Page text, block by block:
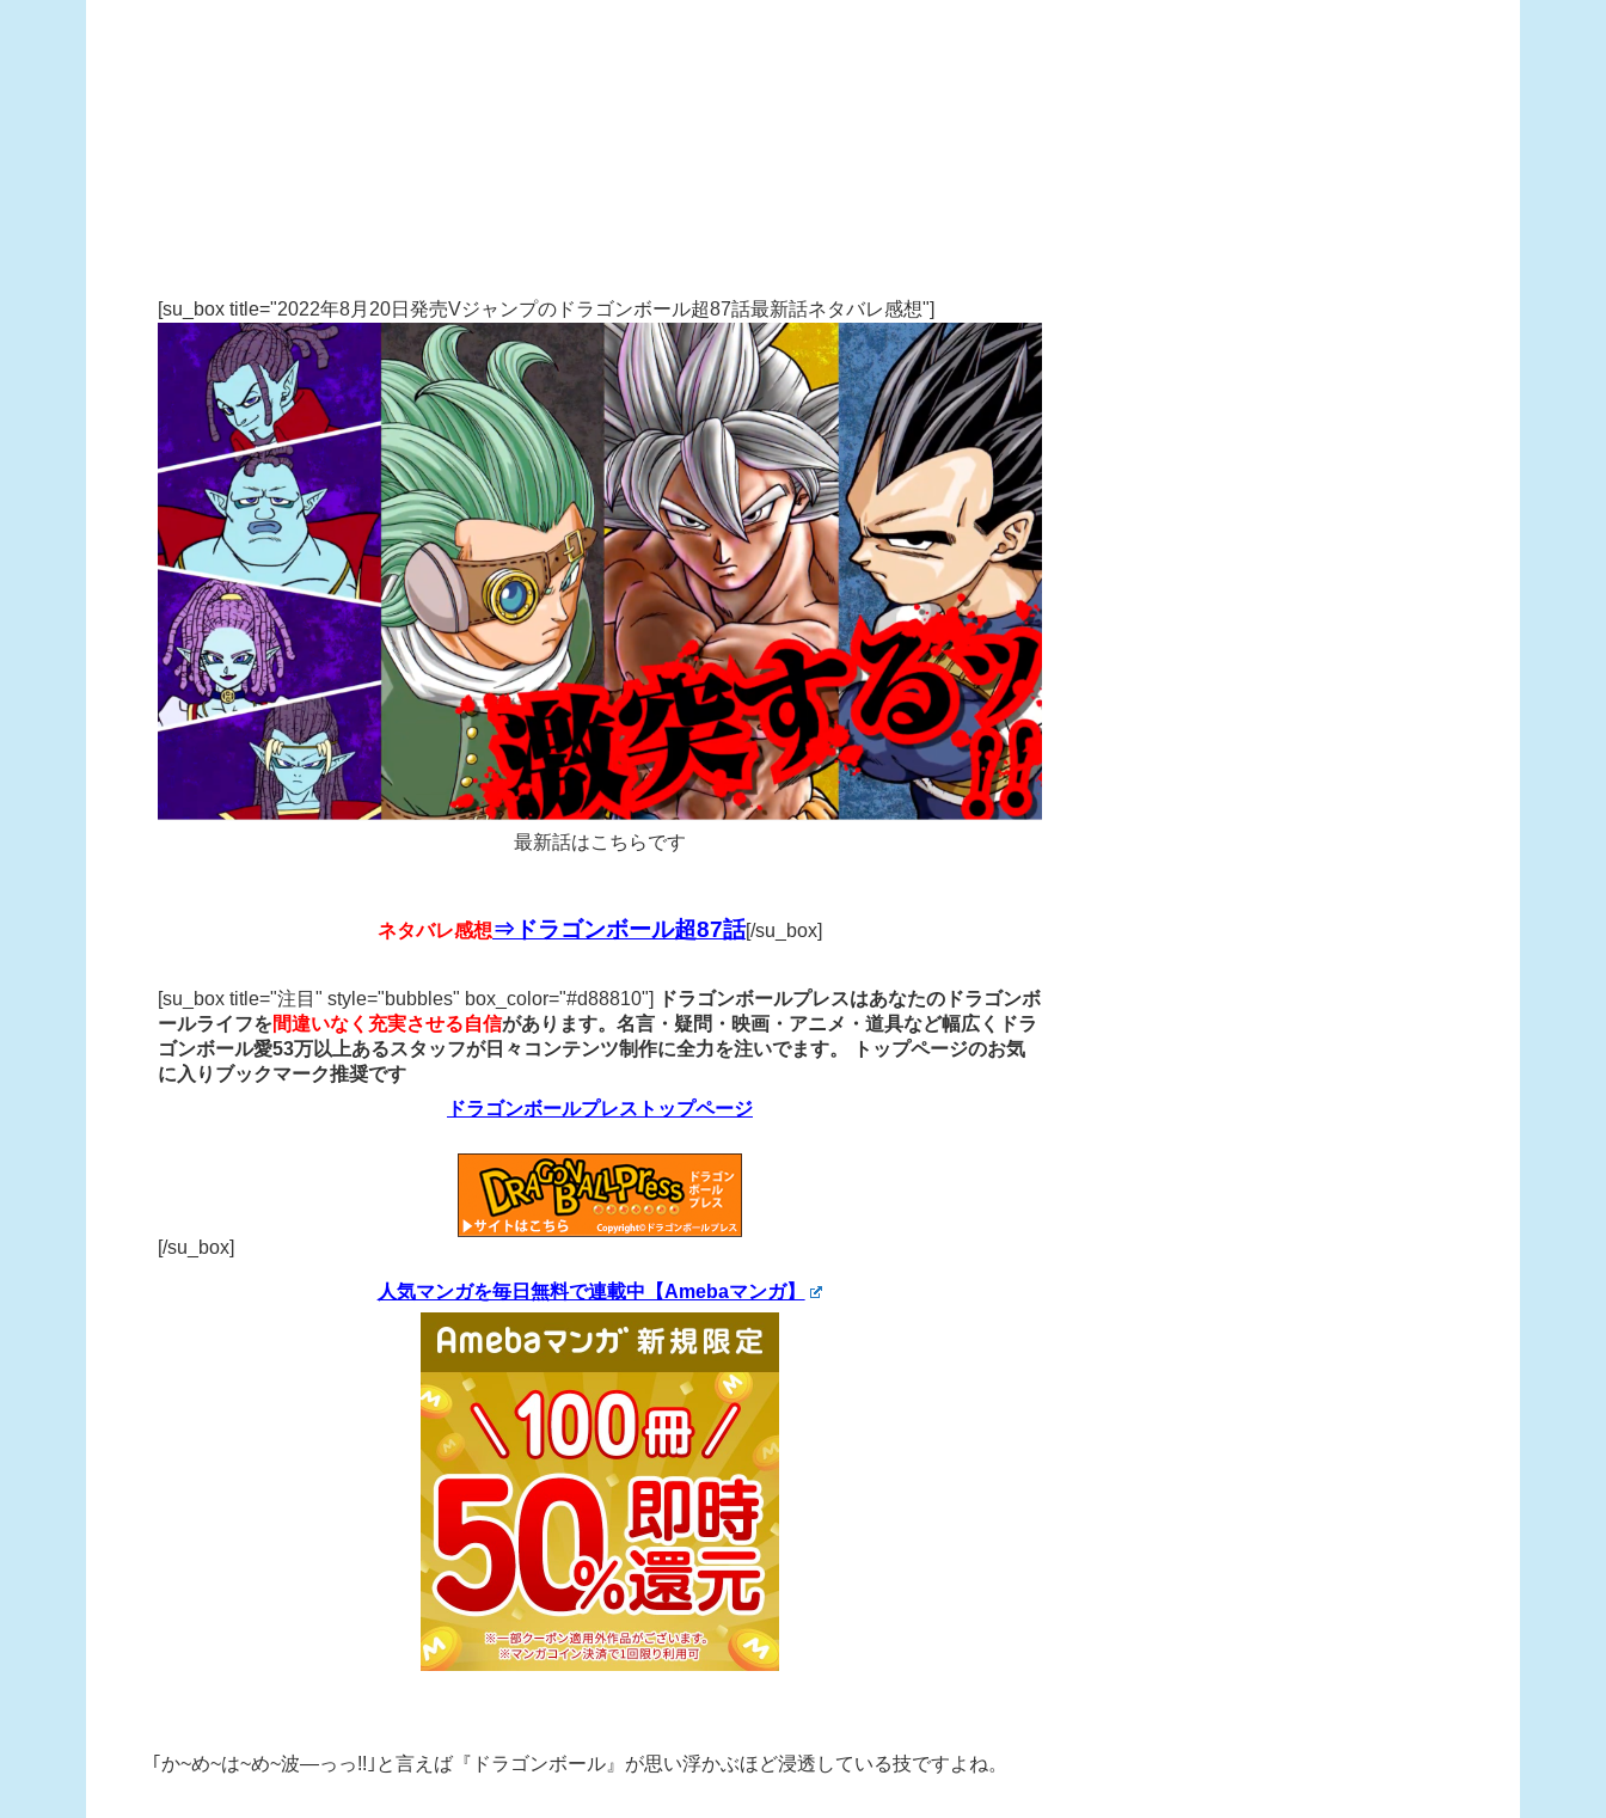
[su_box title="2022年8月20日発売Vジャンプのドラゴンボール超87話最新話ネタバレ感想"]
最新話はこちらです
ネタバレ感想⇒ドラゴンボール超87話[/su_box]
[su_box title="注目" style="bubbles" box_color="#d88810"]
ドラゴンボールプレスはあなたのドラゴンボ
ールライフを間違いなく充実させる自信があります。名言・疑問・映画・アニメ・道具など幅広くドラ
ゴンボール愛53万以上あるスタッフが日々コンテンツ制作に全力を注いでます。
トップページのお気
に入りブックマーク推奨です
ドラゴンボールプレストップページ
[/su_box]
人気マンガを毎日無料で連載中【Amebaマンガ】
｢か~め~は~め~波―っっ!!｣と言えば『ドラゴンボール』が思い浮かぶほど浸透している技ですよね。